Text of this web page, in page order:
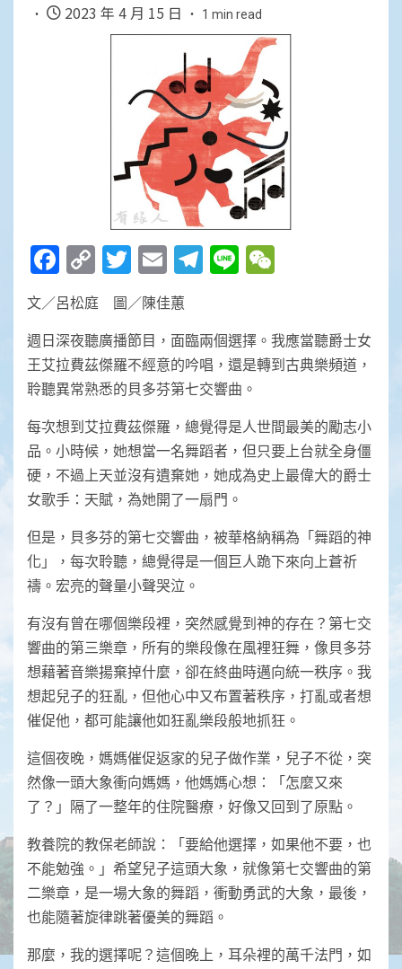
2023 年 4 月 15 日 1 min read
Facebook
Copy
Link
Twitter
EmailTelegram
Line
文／呂松庭 圖／陳佳蕙
週日深夜聽廣播節目，面臨兩個選擇。我應當聽爵士女
王艾拉費茲傑羅不經意的吟唱，還是轉到古典樂頻道，
聆聽異常熟悉的貝多芬第七交響曲。
每次想到艾拉費茲傑羅，總覺得是人世間最美的勵志小
品。小時候，她想當一名舞蹈者，但只要上台就全身僵
硬，不過上天並沒有遺棄她，她成為史上最偉大的爵士
女歌手：天賦，為她開了一扇門。
但是，貝多芬的第七交響曲，被華格納稱為「舞蹈的神
化」，每次聆聽，總覺得是一個巨人跪下來向上蒼祈
禱。宏亮的聲量小聲哭泣。
有沒有曾在哪個樂段裡，突然感覺到神的存在？第七交
響曲的第三樂章，所有的樂段像在風裡狂舞，像貝多芬
想藉著音樂揚棄掉什麼，卻在終曲時邁向統一秩序。我
想起兒子的狂亂，但他心中又布置著秩序，打亂或者想
催促他，都可能讓他如狂亂樂段般地抓狂。
這個夜晚，媽媽催促返家的兒子做作業，兒子不從，突
然像一頭大象衝向媽媽，他媽媽心想：「怎麼又來
了？」隔了一整年的住院醫療，好像又回到了原點。
教養院的教保老師說：「要給他選擇，如果他不要，也
不能勉強。」希望兒子這頭大象，就像第七交響曲的第
二樂章，是一場大象的舞蹈，衝動勇武的大象，最後，
也能隨著旋律跳著優美的舞蹈。
那麼，我的選擇呢？這個晚上，耳朵裡的萬千法門，如